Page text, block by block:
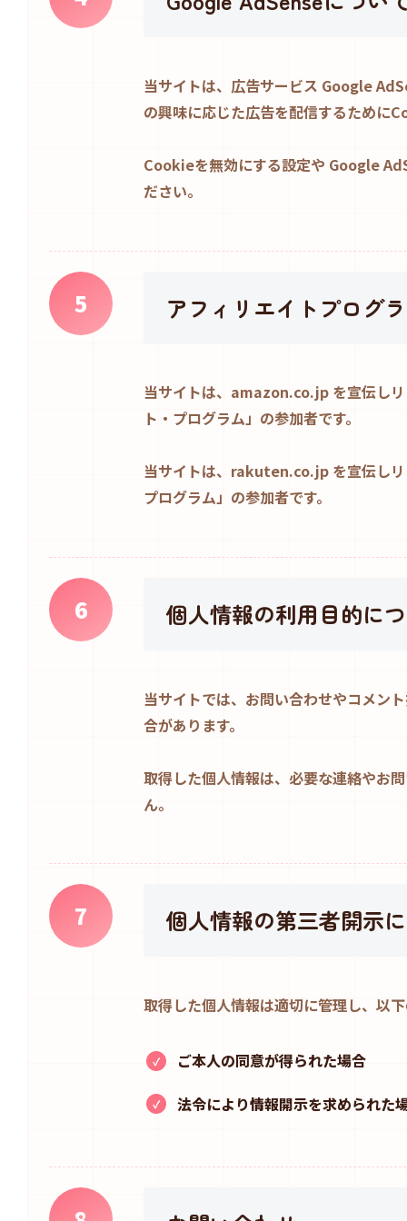
当サイトは、広告サービス Google
の興味に応じた広告を配信するために
Cookieを無効にする設定や Google
ださい。
5 アフィリエイトプログ
当サイトは、amazon.co.jp を宣伝し
ト・プログラム」の参加者です。
当サイトは、rakuten.co.jp を宣伝しリ
プログラム」の参加者です。
6 個人情報の利用目的に
当サイトでは、お問い合わせやコメン
合があります。
取得した個人情報は、必要な連絡やお
ん。
7 個人情報の第三者開示
取得した個人情報は適切に管理し、以
ご本人の同意が得られた場合
法令により情報開示を求められた